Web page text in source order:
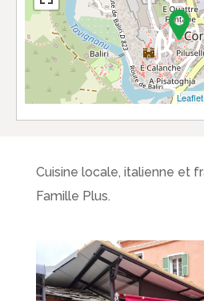
Leaflet
Cuisine locale, italienne et
Famille Plus.